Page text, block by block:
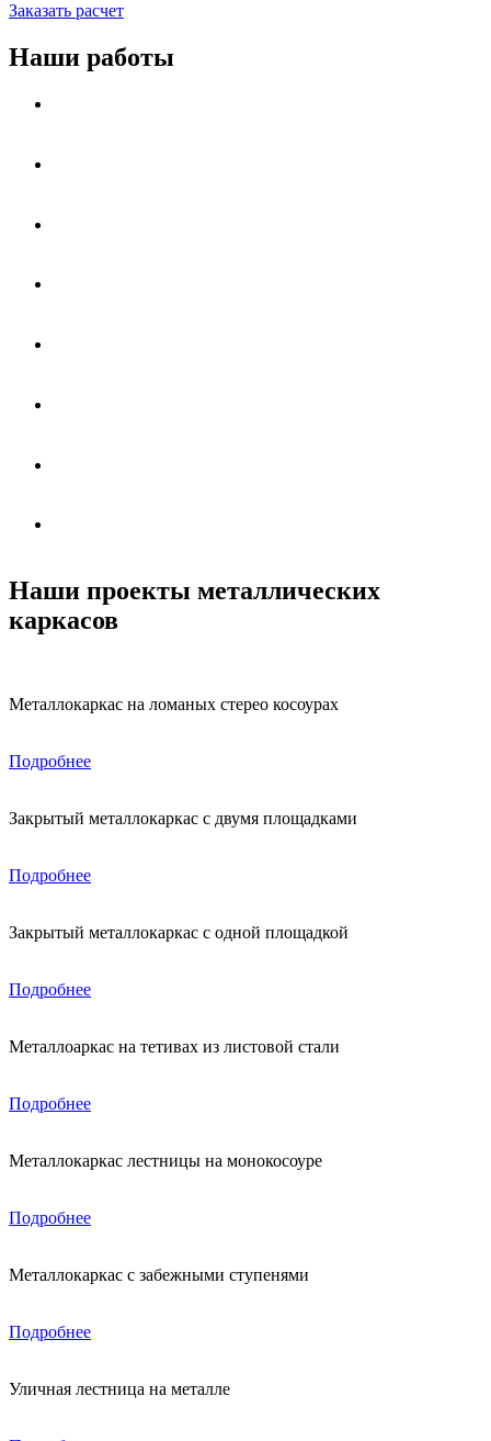
Заказать расчет
Наши работы
Наши проекты металлических
каркасов
Металлокаркас на ломаных стерео косоурах
Подробнее
Закрытый металлокаркас с двумя площадками
Подробнее
Закрытый металлокаркас с одной площадкой
Подробнее
Металлоаркас на тетивах из листовой стали
Подробнее
Металлокаркас лестницы на монокосоуре
Подробнее
Металлокаркас с забежными ступенями
Подробнее
Уличная лестница на металле